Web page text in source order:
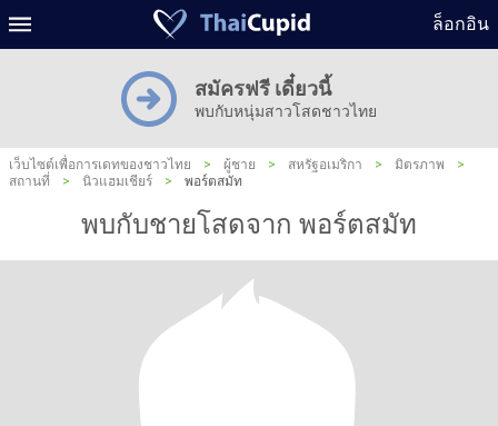
ล็อกอิน
สมัครฟรี เดี๋ยวนี้
พบกับหนุ่มสาวโสดชาวไทย
เว็บไซต์เพื่อการเดทของชาวไทย > ผู้ชาย > สหรัฐอเมริกา > มิตรภาพ
>
สถานที่
> นิวแฮมเชียร์ > พอร์ตสมัท
พบกับชายโสดจาก พอร์ตสมัท